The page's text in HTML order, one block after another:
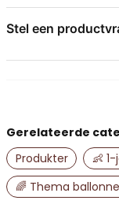
Stel een
name
Naam
Gerelateerde
Produkter
👶
🌈 Thema